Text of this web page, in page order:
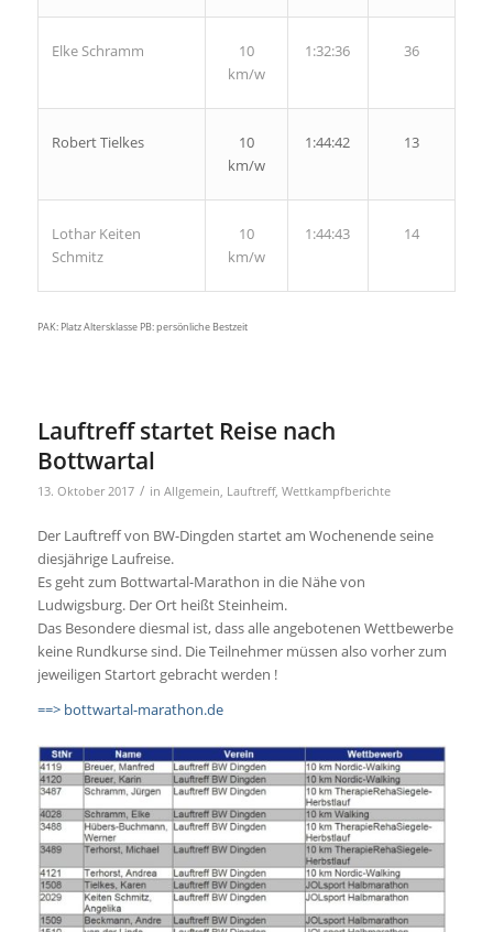
Elke Schramm
10
km/w
1:32:36 36
Robert Tielkes
10
km/w
1:44:42 13
Lothar Keiten
Schmitz
10
km/w
1:44:43 14
PAK: Platz Altersklasse PB: persönliche Bestzeit
Lauftreff startet Reise nach
Bottwartal
13. Oktober 2017 / in Allgemein, Lauftreff, Wettkampfberichte
Der Lauftreff von BW-Dingden startet am Wochenende seine
diesjährige Laufreise.
Es geht zum Bottwartal-Marathon in die Nähe von
Ludwigsburg. Der Ort heißt Steinheim.
Das Besondere diesmal ist, dass alle angebotenen Wettbewerbe
keine Rundkurse sind. Die Teilnehmer müssen also vorher zum
jeweiligen Startort gebracht werden !
==> bottwartal-marathon.de